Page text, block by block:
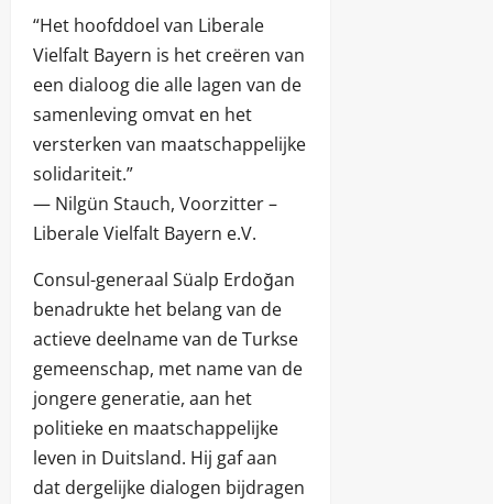
“Het hoofddoel van Liberale
Vielfalt Bayern is het creëren van
een dialoog die alle lagen van de
samenleving omvat en het
versterken van maatschappelijke
solidariteit.”
— Nilgün Stauch, Voorzitter –
Liberale Vielfalt Bayern e.V.
Consul-generaal Süalp Erdoğan
benadrukte het belang van de
actieve deelname van de Turkse
gemeenschap, met name van de
jongere generatie, aan het
politieke en maatschappelijke
leven in Duitsland. Hij gaf aan
dat dergelijke dialogen bijdragen